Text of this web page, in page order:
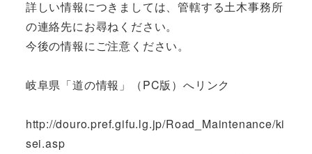
詳しい情報につきましては、管轄する土木事務所
の連絡先にお尋ねください。
今後の情報にご注意ください。
岐阜県「道の情報」（PC版）へリンク
http://douro.pref.gifu.lg.jp/Road_Maintenance/ki
sei.asp